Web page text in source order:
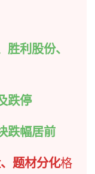
胜利股份、
跌停
跌幅居前
题材分化格